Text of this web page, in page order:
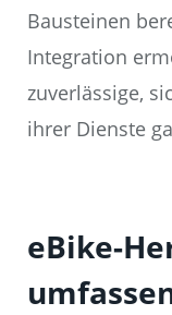
Bausteinen
Integration
zuverlässige,
ihrer Dienste
eBike-